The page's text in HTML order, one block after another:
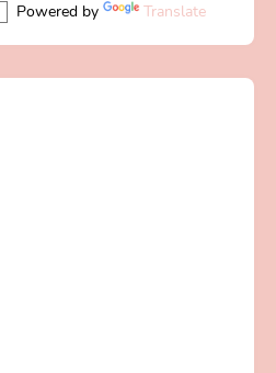
Powered by Translate